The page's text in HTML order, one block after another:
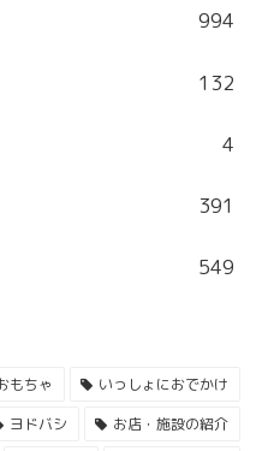
994
132
4
391
549
もちゃ
いっしょにおでかけ
ヨドバシ
お店・施設の紹介